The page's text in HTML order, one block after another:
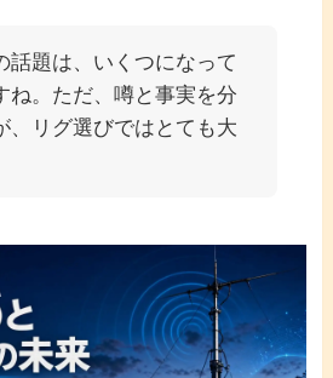
話題は、いくつになって
ね。ただ、噂と事実を分
、リグ選びではとても大